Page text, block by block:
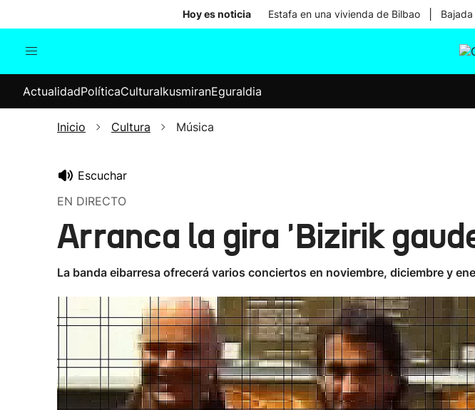
Hoy es noticia Estafa en una vivienda de Bilbao
Internacional
Elecciones
ActualidadPolíticaCulturaIkusmiranEguraldia
Inicio Cultura Música
Escuchar
EN DIRECTO
Arranca la gira 'Bizirik
La banda eibarresa ofrecerá varios conciertos en noviembre, diciembre y